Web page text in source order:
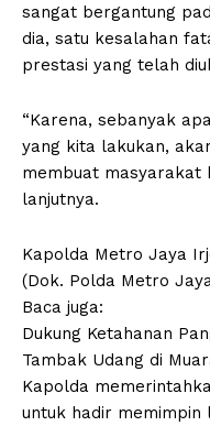
sangat bergantung
dia, satu kesalahan
prestasi yang telah
“Karena, sebanyak
yang kita lakukan,
membuat masyarakat
lanjutnya.
Kapolda Metro Jaya
(Dok. Polda Metro
Baca juga:
Dukung Ketahanan
Tambak Udang di
Kapolda
untuk hadir memimpin